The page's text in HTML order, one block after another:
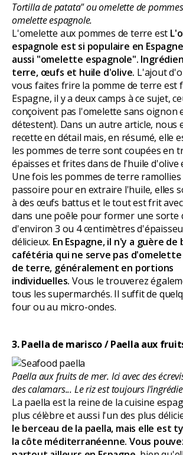
Tortilla de patata" ou omelette de
omelette espagnole.
L'omelette aux pommes de terre est
espagnole est si populaire en
aussi "omelette espagnole".
terre, œufs et huile d'olive. L'ajout
vous faites frire la pomme de terre est
Espagne, il y a deux camps à ce sujet,
conçoivent pas l'omelette sans oignon
détestent). Dans un autre article, nous
recette en détail mais, en résumé, elle
les pommes de terre sont coupées en
épaisses et frites dans de l'huile d'olive
Une fois les pommes de terre ramollies
passoire pour en extraire l'huile, elles
à des œufs battus et le tout est frit
dans une poêle pour former une sorte
d'environ 3 ou 4 centimètres
délicieux. En Espagne, il n'y a guère de
cafétéria qui ne serve pas d'omelette
de terre, généralement en portions
individuelles. Vous le trouverez
tous les supermarchés. Il suffit de
four ou au micro-ondes.
3. Paella de marisco / Paella aux
Paella aux fruits de mer. Ici avec des
des calamars... Le riz est toujours
La paella est la reine de la cuisine
plus célèbre et aussi l'un des plus
le berceau de la paella, mais elle est
la côte méditerranéenne. Vous